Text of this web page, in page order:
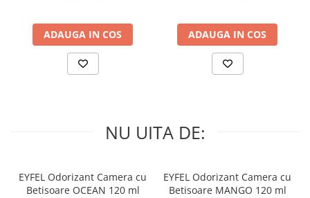
ADAUGA IN COS ADAUGA IN COS
NU UITA DE:
EYFEL Odorizant Camera cu
Betisoare OCEAN 120 ml
EYFEL Odorizant Camera cu
Betisoare MANGO 120 ml